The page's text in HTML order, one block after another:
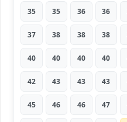
35 35 36 36
37 38 38 38
40 40 40 40
42 43 43 43
45 46 46 47